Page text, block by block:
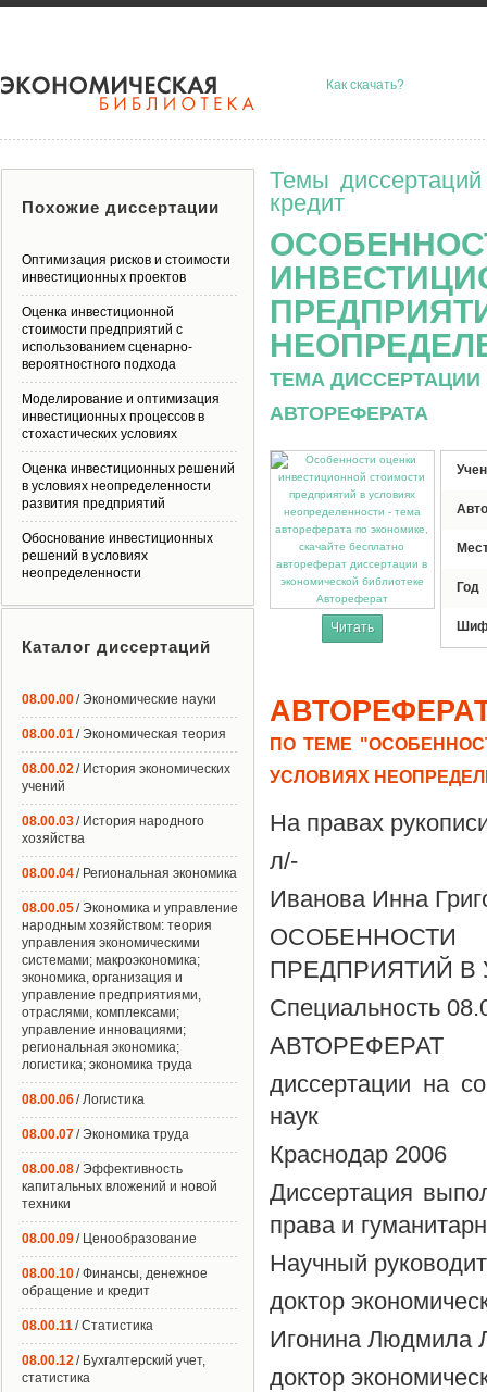
Как скачать?
Темы
кредит
ТЕМА
АВТОРЕФЕРАТА
Автореферат
Читать
Год
ПО ТЕМЕ
УСЛОВИЯХ
На правах
л/-
Иванова Инна
ПРЕДПРИЯТИЙ В
Специальность
АВТОРЕФЕРАТ
диссертации на
наук
Краснодар 2006
Диссертация
права и
Научный
доктор
Игонина Людмила
доктор
Похожие диссертации
Оптимизация рисков и стоимости
инвестиционных проектов
Оценка инвестиционной
стоимости предприятий с
использованием сценарно-
вероятностного подхода
Моделирование и оптимизация
инвестиционных процессов в
стохастических условиях
Оценка инвестиционных решений
в условиях неопределенности
развития предприятий
Обоснование инвестиционных
решений в условиях
неопределенности
Каталог диссертаций
08.00.00/ Экономические науки
08.00.01/ Экономическая теория
08.00.02/ История экономических
учений
08.00.03/ История народного
хозяйства
08.00.04/ Региональная экономика
08.00.05/ Экономика и управление
народным хозяйством: теория
управления экономическими
системами; макроэкономика;
экономика, организация и
управление предприятиями,
отраслями, комплексами;
управление инновациями;
региональная экономика;
логистика; экономика труда
08.00.06/ Логистика
08.00.07/ Экономика труда
08.00.08/ Эффективность
капитальных вложений и новой
техники
08.00.09/ Ценообразование
08.00.10/ Финансы, денежное
обращение и кредит
08.00.11/ Статистика
08.00.12/ Бухгалтерский учет,
статистика